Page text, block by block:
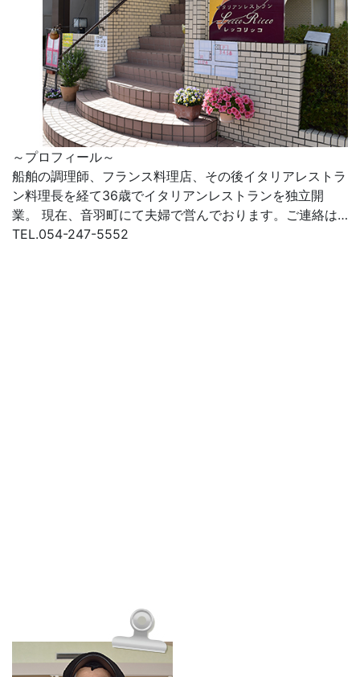
～プロフィール～
船舶の調理師、フランス料理店、その後イタリアレストラ
ン料理長を経て36歳でイタリアンレストランを独立開
業。 現在、音羽町にて夫婦で営んでおります。ご連絡は…
TEL.054-247-5552